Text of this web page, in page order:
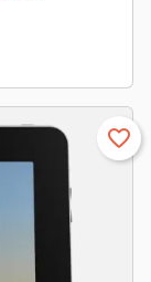
favorite_border